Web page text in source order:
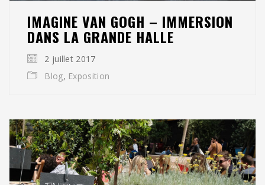
IMAGINE VAN GOGH – IMMERSION
DANS LA GRANDE HALLE
2 juillet 2017
Blog, Exposition